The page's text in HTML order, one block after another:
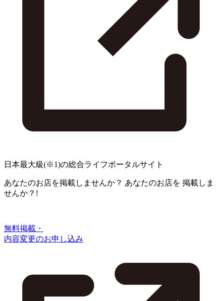
日本最大級(※1)の総合ライフポータルサイト
あなたのお店を掲載しませんか？ あなたのお店を 掲載しま
せんか？!
無料掲載・
内容変更のお申し込み